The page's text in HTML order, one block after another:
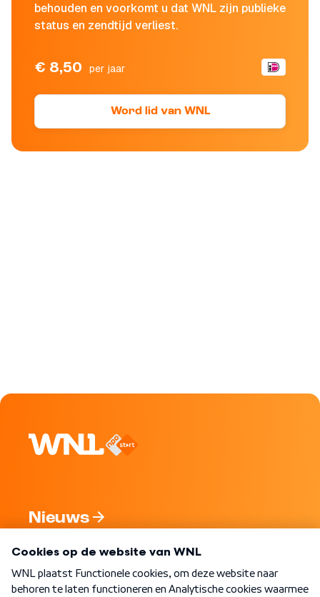
behouden en voorkomt u dat WNL zijn publieke
status en zendtijd verliest.
€ 8,50 per jaar
Word lid van WNL
Nieuws
Nieuwsbrief